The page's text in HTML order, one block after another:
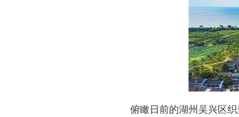
俯瞰日前的湖州吴兴区织